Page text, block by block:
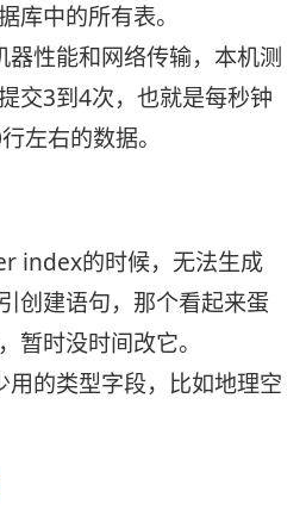
库中的所有表。
器性能和网络传输，本机测
交3到4次，也就是每秒钟
左右的数据。
index的时候，无法生成
创建语句，那个看起来蛋
暂时没时间改它。
用的类型字段，比如地理空